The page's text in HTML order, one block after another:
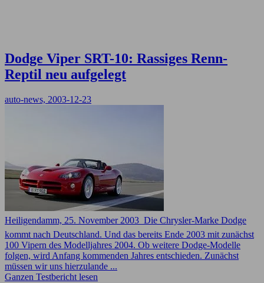
Dodge Viper SRT-10: Rassiges Renn-
Reptil neu aufgelegt
auto-news, 2003-12-23
Heiligendamm, 25. November 2003  Die Chrysler-Marke Dodge
kommt nach Deutschland. Und das bereits Ende 2003 mit zunächst
100 Vipern des Modelljahres 2004. Ob weitere Dodge-Modelle
folgen, wird Anfang kommenden Jahres entschieden. Zunächst
müssen wir uns hierzulande ...
Ganzen Testbericht lesen